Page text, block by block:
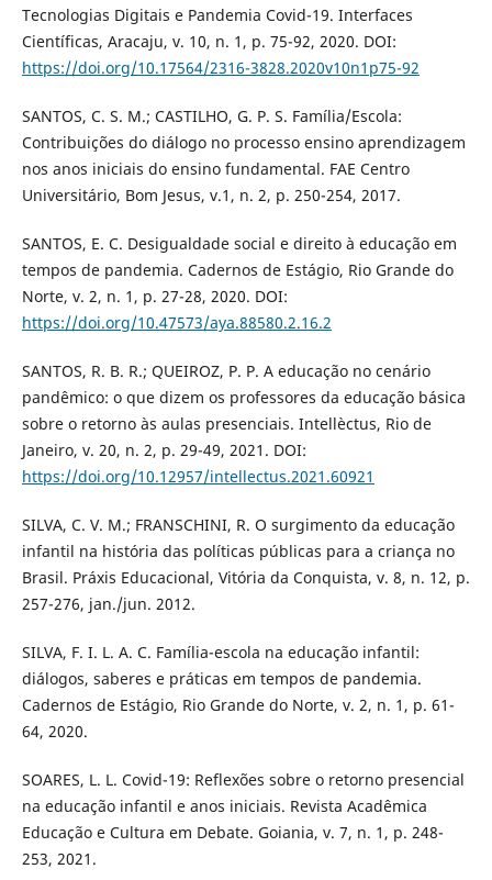
Tecnologias Digitais e Pandemia Covid-19. Interfaces
Científicas, Aracaju, v. 10, n. 1, p. 75-92, 2020. DOI:
https://doi.org/10.17564/2316-3828.2020v10n1p75-92
SANTOS, C. S. M.; CASTILHO, G. P. S. Família/Escola:
Contribuições do diálogo no processo ensino aprendizagem
nos anos iniciais do ensino fundamental. FAE Centro
Universitário, Bom Jesus, v.1, n. 2, p. 250-254, 2017.
SANTOS, E. C. Desigualdade social e direito à educação em
tempos de pandemia. Cadernos de Estágio, Rio Grande do
Norte, v. 2, n. 1, p. 27-28, 2020. DOI:
https://doi.org/10.47573/aya.88580.2.16.2
SANTOS, R. B. R.; QUEIROZ, P. P. A educação no cenário
pandêmico: o que dizem os professores da educação básica
sobre o retorno às aulas presenciais. Intellèctus, Rio de
Janeiro, v. 20, n. 2, p. 29-49, 2021. DOI:
https://doi.org/10.12957/intellectus.2021.60921
SILVA, C. V. M.; FRANSCHINI, R. O surgimento da educação
infantil na história das políticas públicas para a criança no
Brasil. Práxis Educacional, Vitória da Conquista, v. 8, n. 12, p.
257-276, jan./jun. 2012.
SILVA, F. I. L. A. C. Família-escola na educação infantil:
diálogos, saberes e práticas em tempos de pandemia.
Cadernos de Estágio, Rio Grande do Norte, v. 2, n. 1, p. 61-
64, 2020.
SOARES, L. L. Covid-19: Reflexões sobre o retorno presencial
na educação infantil e anos iniciais. Revista Acadêmica
Educação e Cultura em Debate. Goiania, v. 7, n. 1, p. 248-
253, 2021.